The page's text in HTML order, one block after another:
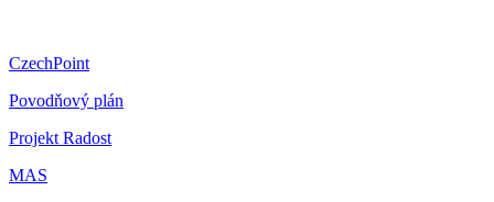
CzechPoint
Povodňový plán
Projekt Radost
MAS